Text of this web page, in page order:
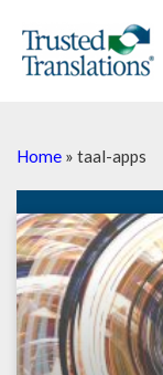
Home » taal-apps